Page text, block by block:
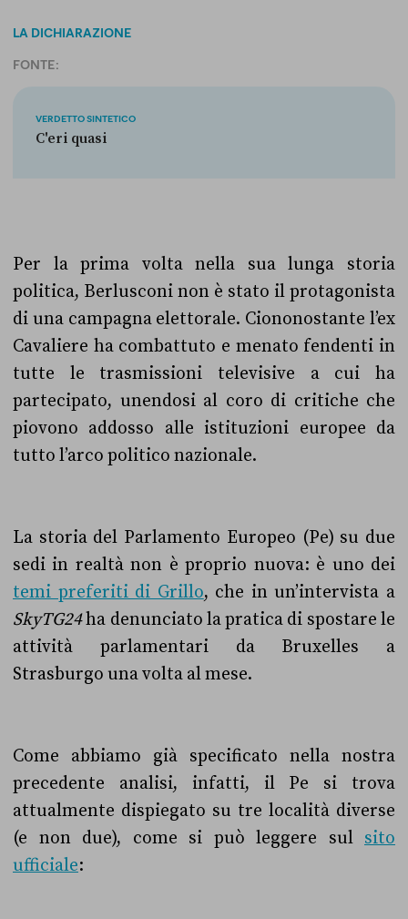
LA DICHIARAZIONE
FONTE:
VERDETTO SINTETICO
C'eri quasi
Per la prima volta nella sua lunga storia
politica, Berlusconi non è stato il protagonista
di una campagna elettorale. Ciononostante l’ex
Cavaliere ha combattuto e menato fendenti in
tutte le trasmissioni televisive a cui ha
partecipato, unendosi al coro di critiche che
piovono addosso alle istituzioni europee da
tutto l’arco politico nazionale.
La storia del Parlamento Europeo (Pe) su due
sedi in realtà non è proprio nuova: è uno dei
temi preferiti di Grillo, che in un’intervista a
SkyTG24ha denunciato la pratica di spostare le
attività parlamentari da Bruxelles a
Strasburgo una volta al mese.
Come abbiamo già specificato nella nostra
precedente analisi, infatti, il Pe si trova
attualmente dispiegato su tre località diverse
(e non due), come si può leggere sul sito
ufficiale: